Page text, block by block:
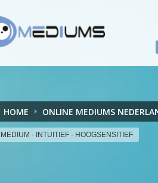
HOME ONLINE MEDIUMS
MEDIUM - INTUITIEF - HOOGSENSITIEF